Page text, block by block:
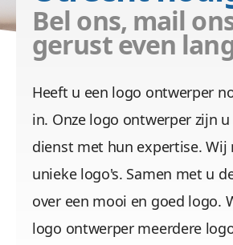
Bel ons, mail
gerust even
Heeft u een logo ontwerper
in. Onze logo ontwerper zijn
dienst met hun expertise. Wij
unieke logo's. Samen met u
over een mooi en goed logo.
logo ontwerper meerdere